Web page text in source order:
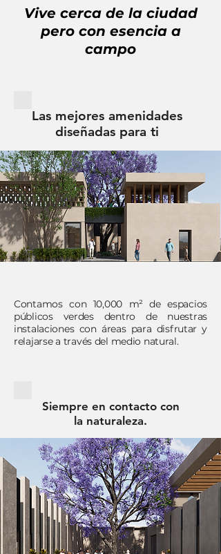
Vive cerca de la ciudad
pero con esencia a
campo
Las mejores amenidades
diseñadas para ti
Contamos con 10,000 m² de espacios
públicos verdes dentro de nuestras
instalaciones con áreas para disfrutar y
relajarse a través del medio natural.
Siempre en contacto con
la naturaleza.